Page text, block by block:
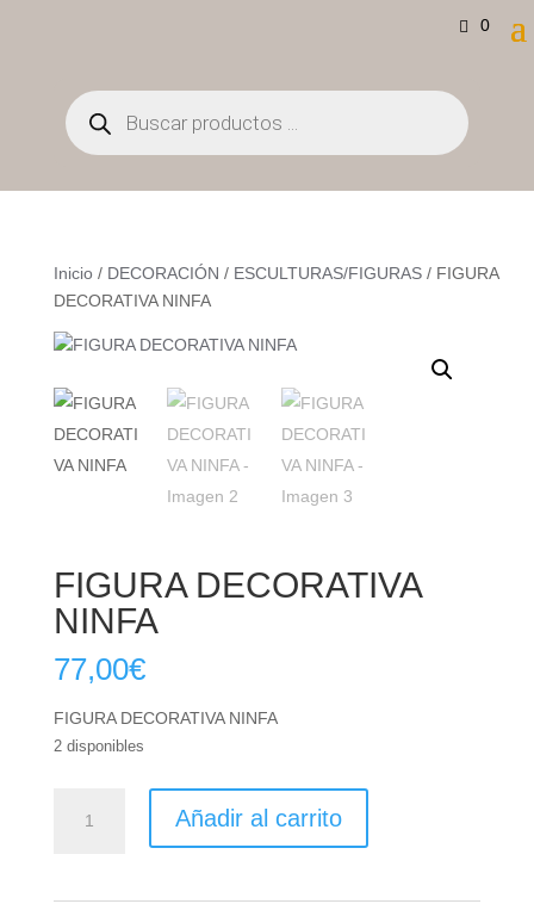
0
Búsqueda
de
productos
Inicio/ DECORACIÓN / ESCULTURAS/FIGURAS/ FIGURA
DECORATIVA NINFA
FIGURA DECORATIVA
NINFA
77,00€
FIGURA DECORATIVA NINFA
2 disponibles
DECORATIVA
Añadir al carrito